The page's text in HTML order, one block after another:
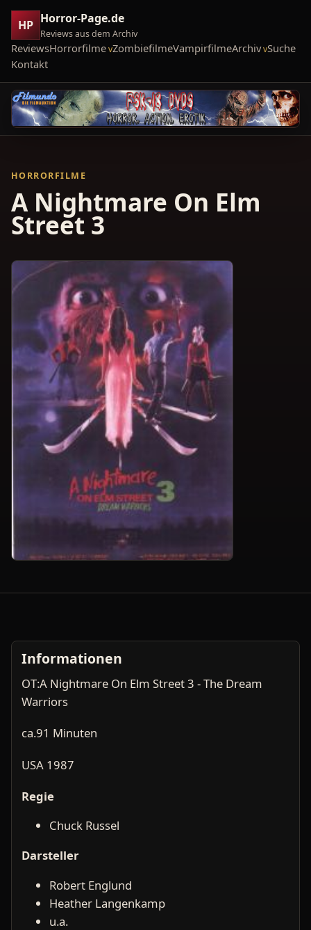
HP Horror-Page.de
Reviews aus dem Archiv
ReviewsHorrorfilme ZombiefilmeVampirfilmeArchiv Suche
Kontakt
HORRORFILME
A Nightmare On Elm
Street 3
Informationen
OT:A Nightmare On Elm Street 3 - The Dream
Warriors
ca.91 Minuten
USA 1987
Regie
Chuck Russel
Darsteller
Robert Englund
Heather Langenkamp
u.a.